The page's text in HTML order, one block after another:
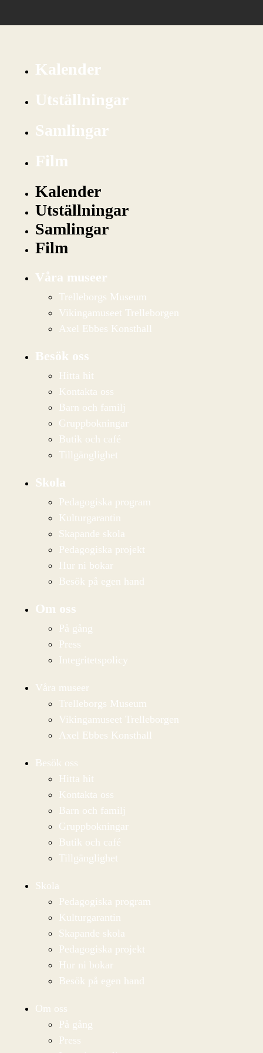
Kalender
Utställningar
Samlingar
Film
Kalender
Utställningar
Samlingar
Film
Våra museer
Trelleborgs Museum
Vikingamuseet Trelleborgen
Axel Ebbes Konsthall
Besök oss
Hitta hit
Kontakta oss
Barn och familj
Gruppbokningar
Butik och café
Tillgänglighet
Skola
Pedagogiska program
Kulturgarantin
Skapande skola
Pedagogiska projekt
Hur ni bokar
Besök på egen hand
Om oss
På gång
Press
Integritetspolicy
Våra museer
Trelleborgs Museum
Vikingamuseet Trelleborgen
Axel Ebbes Konsthall
Besök oss
Hitta hit
Kontakta oss
Barn och familj
Gruppbokningar
Butik och café
Tillgänglighet
Skola
Pedagogiska program
Kulturgarantin
Skapande skola
Pedagogiska projekt
Hur ni bokar
Besök på egen hand
Om oss
På gång
Press